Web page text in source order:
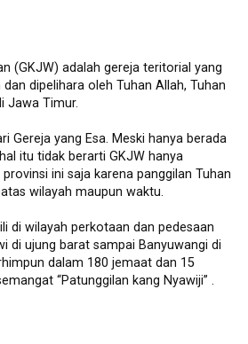
(GKJW) adalah gereja teritorial yang
dipelihara oleh Tuhan Allah, Tuhan
Jawa Timur.
Gereja yang Esa. Meski hanya berada
itu tidak berarti GKJW hanya
ini saja karena panggilan Tuhan
wilayah maupun waktu.
di wilayah perkotaan dan pedesaan
di ujung barat sampai Banyuwangi di
dalam 180 jemaat dan 15
“Patunggilan kang Nyawiji” .